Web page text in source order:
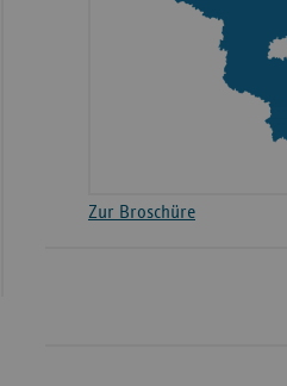
Zur Broschüre